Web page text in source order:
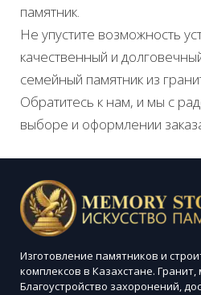
памятник.
Не упустите возможность
качественный и
семейный памятник из
Обратитесь к нам, и мы с
выборе и оформлении
Изготовление памятников и
комплексов в Казахстане.
Благоустройство захоронений,